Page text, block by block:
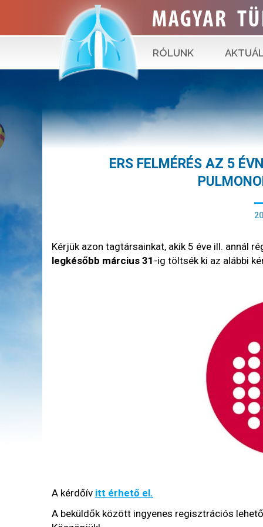
RÓLUNK
ERS FELMÉRÉS AZ 5
Kérjük azon tagtársainkat, akik 5 éve ill. annál
legkésőbb március 31 -ig töltsék ki az alábbi
A kérdőív itt érhető el.
A beküldők között ingyenes regisztrációs